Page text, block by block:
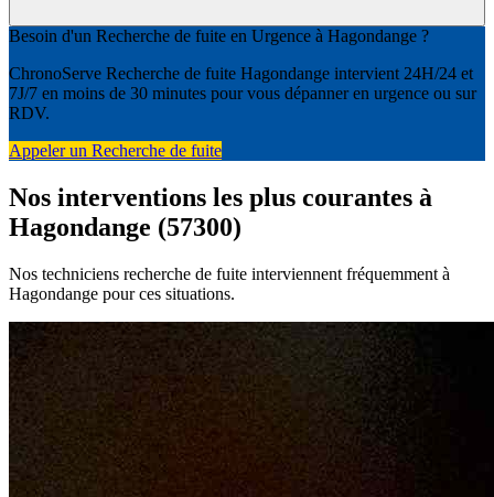
Besoin d'un Recherche de fuite en Urgence à Hagondange ?
ChronoServe Recherche de fuite Hagondange intervient 24H/24 et
7J/7 en moins de 30 minutes pour vous dépanner en urgence ou sur
RDV.
Appeler un Recherche de fuite
Nos interventions les plus courantes à
Hagondange (57300)
Nos techniciens recherche de fuite interviennent fréquemment à
Hagondange pour ces situations.